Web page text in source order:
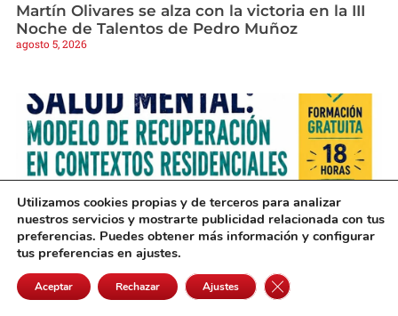
Martín Olivares se alza con la victoria en la III
Noche de Talentos de Pedro Muñoz
agosto 5, 2026
Una nueva formación gratuita en Alcázar
Utilizamos cookies propias y de terceros para analizar
nuestros servicios y mostrarte publicidad relacionada con tus
preferencias. Puedes obtener más información y configurar
tus preferencias en ajustes.
Aceptar Rechazar Ajustes Cerrar el banner de